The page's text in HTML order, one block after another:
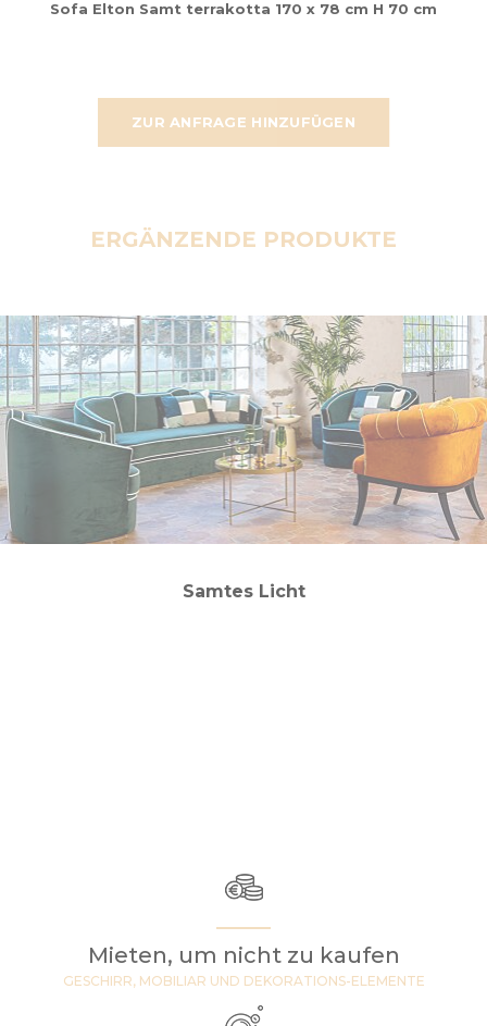
ZUR ANFRAGE HINZUFÜGEN
Sofa Elton Samt terrakotta 170 x 78 cm H 70 cm
ERGÄNZENDE PRODUKTE
Samtes Licht
Mieten, um nicht zu kaufen
GESCHIRR, MOBILIAR UND DEKORATIONS-ELEMENTE